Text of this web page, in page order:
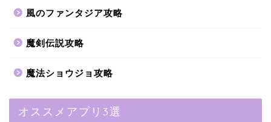
風のファンタジア攻略
魔剣伝説攻略
魔法ショウジョ攻略
オススメアプリ3選